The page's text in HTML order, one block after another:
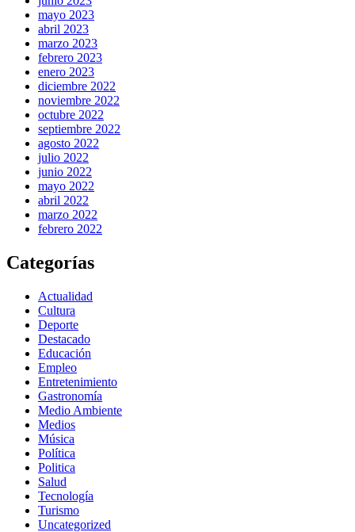
mayo 2023
abril 2023
marzo 2023
febrero 2023
enero 2023
diciembre 2022
noviembre 2022
octubre 2022
septiembre 2022
agosto 2022
julio 2022
junio 2022
mayo 2022
abril 2022
marzo 2022
febrero 2022
Categorías
Actualidad
Cultura
Deporte
Destacado
Educación
Empleo
Entretenimiento
Gastronomía
Medio Ambiente
Medios
Música
Política
Politica
Salud
Tecnología
Turismo
Uncategorized